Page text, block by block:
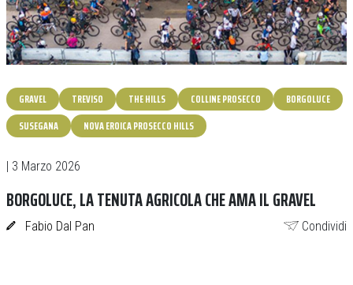
GRAVEL TREVISO THE HILLS COLLINE PROSECCO
BORGOLUCE
SUSEGANA
NOVA EROICA PROSECCO HILLS
| 3 Marzo 2026
BORGOLUCE, LA TENUTA AGRICOLA CHE AMA IL GRAVEL
Fabio Dal Pan Condividi